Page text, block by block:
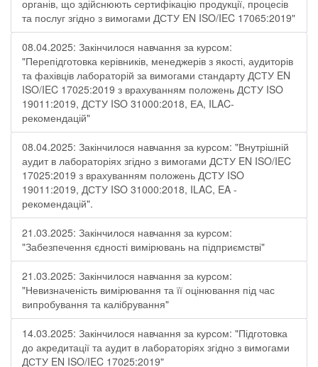
органів, що здійснюють сертифікацію продукції, процесів
та послуг згідно з вимогами ДСТУ EN ISO/IEC 17065:2019"
08.04.2025: Закінчилося навчання за курсом:
"Перепідготовка керівників, менеджерів з якості, аудиторів
та фахівців лабораторій за вимогами стандарту ДСТУ EN
ISO/IEC 17025:2019 з врахуванням положень ДСТУ ISO
19011:2019, ДСТУ ISO 31000:2018, ЕА, ILAC-
рекомендацій"
08.04.2025: Закінчилося навчання за курсом: "Внутрішній
аудит в лабораторіях згідно з вимогами ДСТУ EN ISO/IEC
17025:2019 з врахуванням положень ДСТУ ISO
19011:2019, ДСТУ ISO 31000:2018, ILAC, EA -
рекомендацій".
21.03.2025: Закінчилося навчання за курсом:
"Забезпечення єдності вимірювань на підприємстві"
21.03.2025: Закінчилося навчання за курсом:
"Невизначеність вимірювання та її оцінювання під час
випробування та калібрування"
14.03.2025: Закінчилося навчання за курсом: "Підготовка
до акредитації та аудит в лабораторіях згідно з вимогами
ДСТУ EN ISO/IEC 17025:2019"